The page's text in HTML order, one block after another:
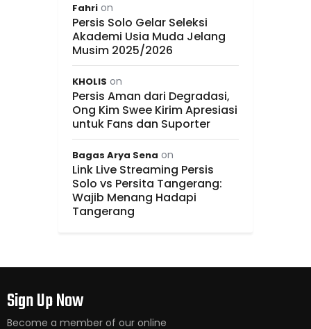
Fahri on
Persis Solo Gelar Seleksi
Akademi Usia Muda Jelang
Musim 2025/2026
KHOLIS on
Persis Aman dari Degradasi,
Ong Kim Swee Kirim Apresiasi
untuk Fans dan Suporter
Bagas Arya Sena on
Link Live Streaming Persis
Solo vs Persita Tangerang:
Wajib Menang Hadapi
Tangerang
Sign Up Now
Become a member of our online